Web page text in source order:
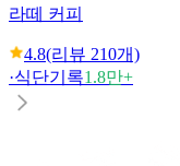
라떼 커피
4.8(리뷰 210개)
·식단기록1.8만+